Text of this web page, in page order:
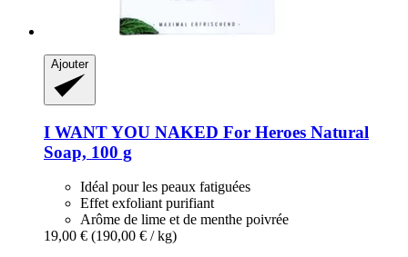
Ajouter
I WANT YOU NAKED For Heroes Natural
Soap, 100 g
Idéal pour les peaux fatiguées
Effet exfoliant purifiant
Arôme de lime et de menthe poivrée
19,00 € (190,00 € / kg)